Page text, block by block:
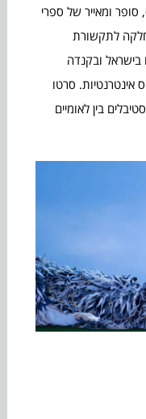
סופר ומאייר של ספרי
לתקשורת
בישראל ובקנדה
אינטרנטיות. סרטו
בין לאומיים